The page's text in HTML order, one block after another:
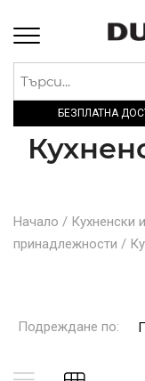
Toggle
БЕЗПЛАТНА
Начало / Кухненски
принадлежности /
Подреждане по: